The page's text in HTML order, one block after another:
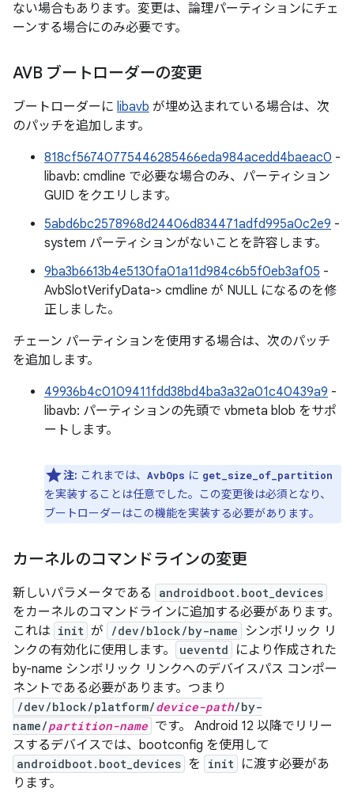
ない場合もあります。変更は、論理パーティションにチェ
ーンする場合にのみ必要です。
AVB ブートローダーの変更
ブートローダーに libavb が埋め込まれている場合は、次
のパッチを追加します。
818cf56740775446285466eda984acedd4baeac0 -
libavb: cmdline で必要な場合のみ、パーティション
GUID をクエリします。
5abd6bc2578968d24406d834471adfd995a0c2e9 -
system パーティションがないことを許容します。
9ba3b6613b4e5130fa01a11d984c6b5f0eb3af05 -
AvbSlotVerifyData-> cmdline が NULL になるのを修
正しました。
チェーン パーティションを使用する場合は、次のパッチ
を追加します。
49936b4c0109411fdd38bd4ba3a32a01c40439a9 -
libavb: パーティションの先頭で vbmeta blob をサポ
ートします。
注: これまでは、 AvbOps に get_size_of_partition
を実装することは任意でした。この変更後は必須となり、
ブートローダーはこの機能を実装する必要があります。
カーネルのコマンドラインの変更
新しいパラメータである androidboot.boot_devices
をカーネルのコマンドラインに追加する必要があります。
これは init が /dev/block/by-name
シンボリック リ
ンクの有効化に使用します。
ueventd
により作成された
by-name シンボリック リンクへのデバイスパス コンポー
ネントである必要があります。つまり
/dev/block/platform/device-path/by-
name/partition-name です。 Android 12 以降でリリー
スするデバイスでは、bootconfig を使用して
androidboot.boot_devices を init に渡す必要があ
ります。